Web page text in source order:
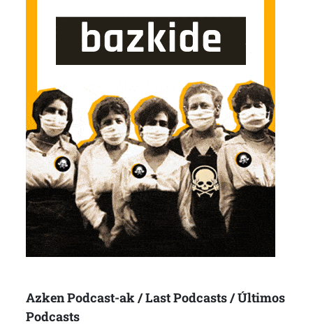
Azken Podcast-ak / Last Podcasts / Últimos
Podcasts